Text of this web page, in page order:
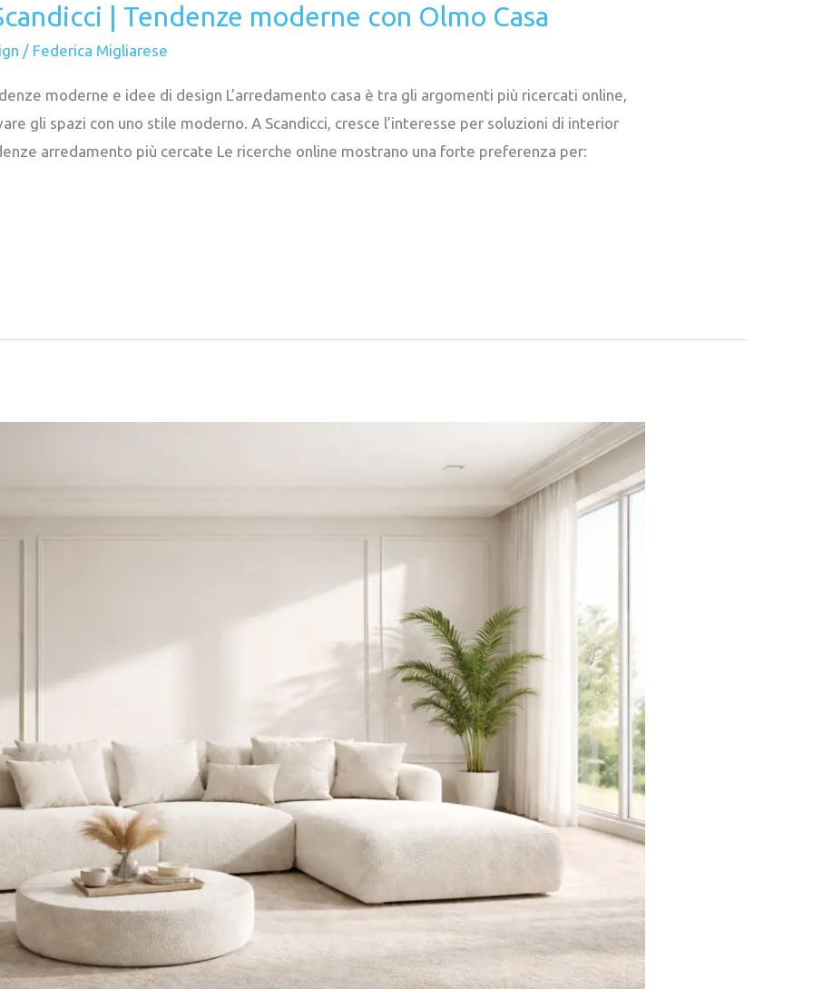
| Tendenze moderne con Olmo Casa
/ Federica Migliarese
moderne e idee di design L’arredamento casa è tra gli argomenti più ricercati online,
gli spazi con uno stile moderno. A Scandicci, cresce l’interesse per soluzioni di interior
arredamento più cercate Le ricerche online mostrano una forte preferenza per: